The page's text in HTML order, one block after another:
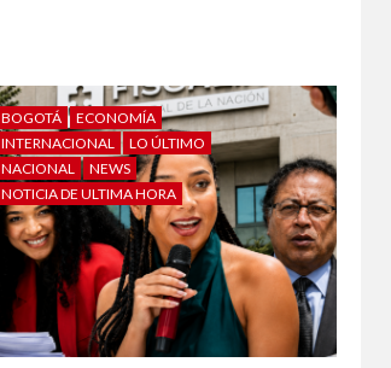
BOGOTÁ
ECONOMÍA
INTERNACIONAL
LO ÚLTIMO
NACIONAL
NEWS
NOTICIA DE ULTIMA HORA